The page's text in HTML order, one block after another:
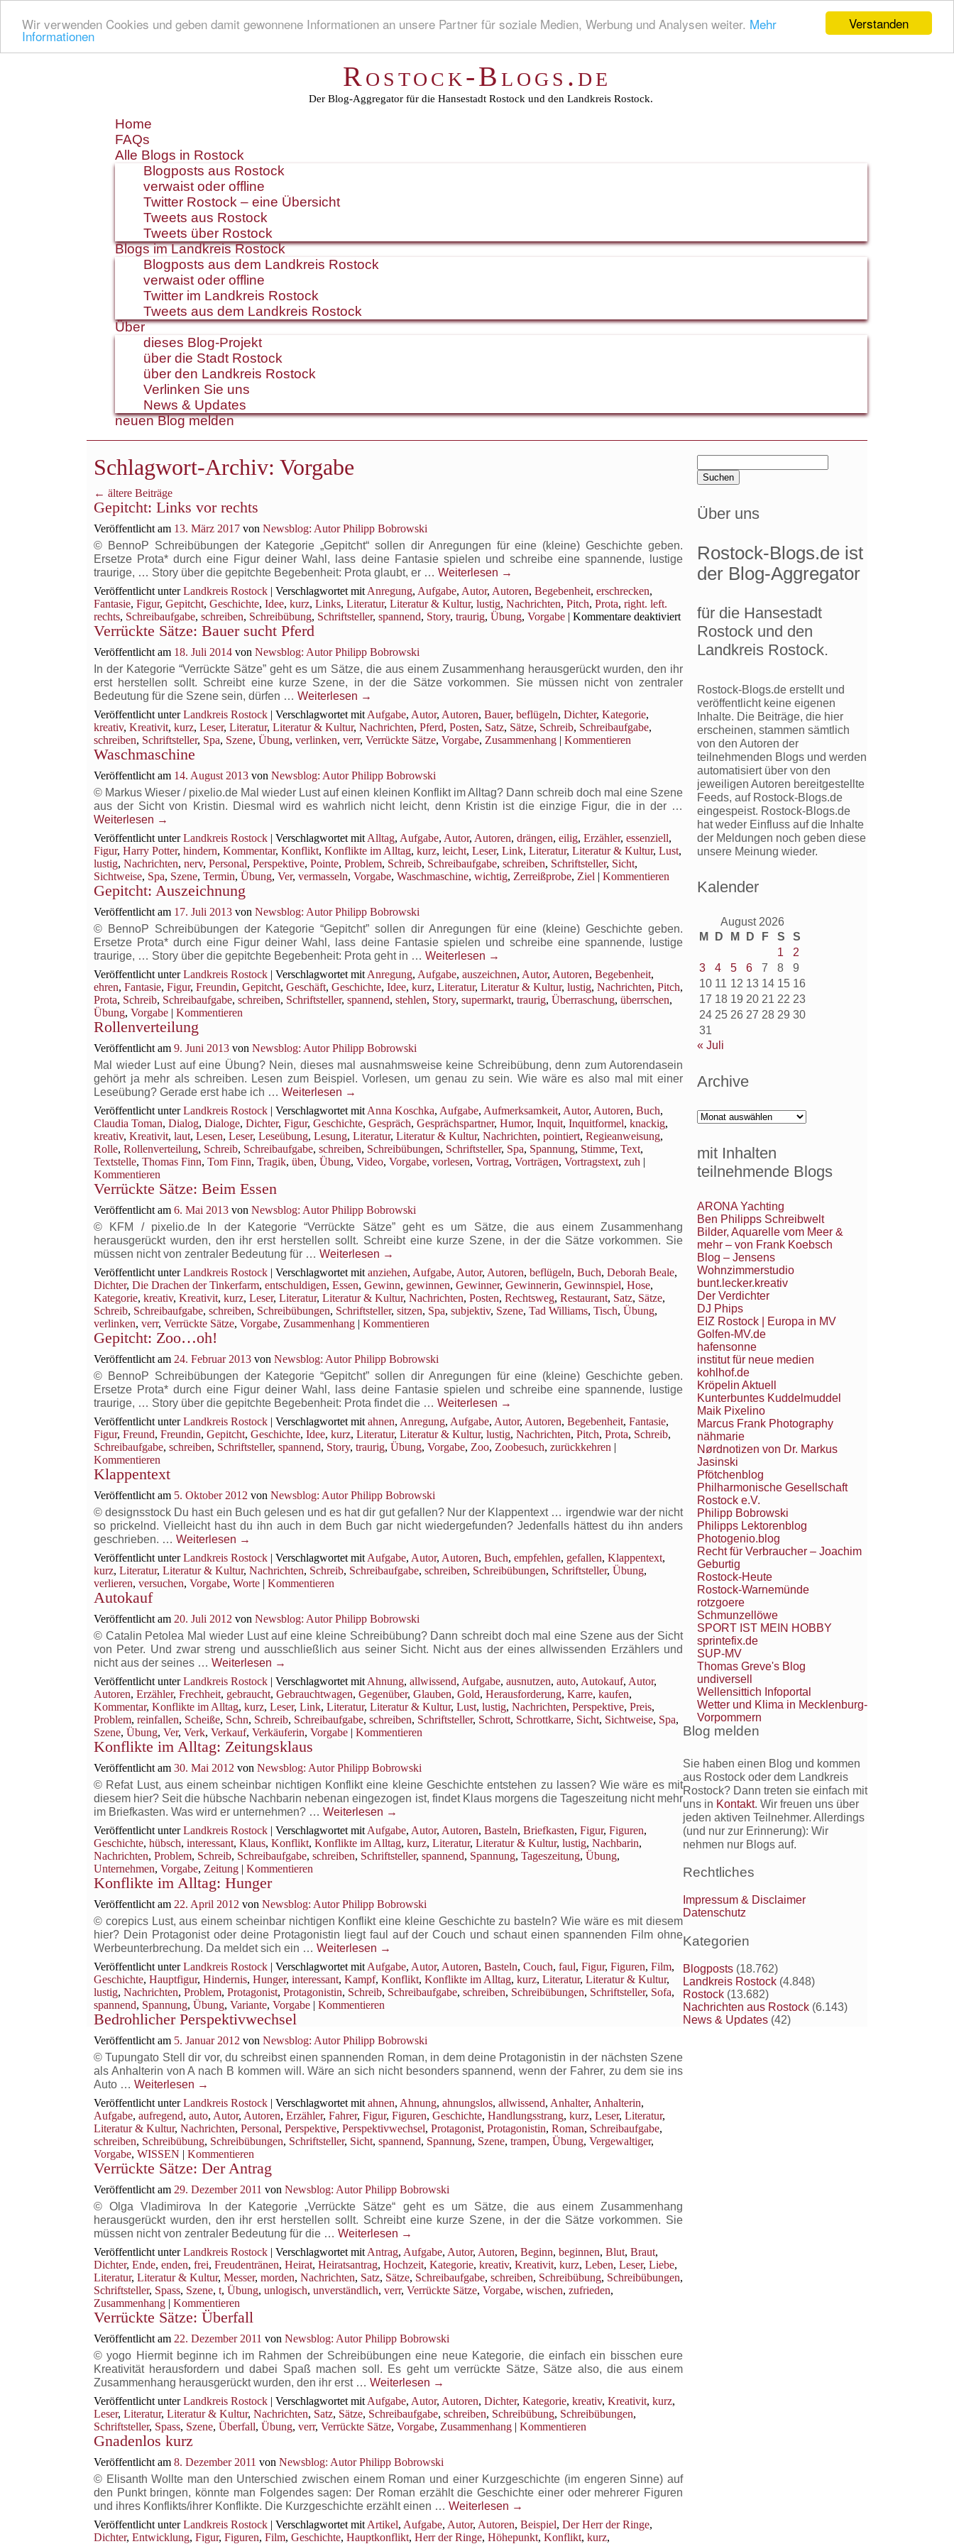
Verstanden
Wir verwenden Cookies und geben damit gewonnene Informationen an unsere Partner für soziale Medien, Werbung und Analysen weiter. Mehr
Informationen
Rostock-Blogs.de
Der Blog-Aggregator für die Hansestadt Rostock und den Landkreis Rostock.
Inhalt
springen
Home
FAQs
Alle Blogs in Rostock
Blogposts aus Rostock
verwaist oder offline
Twitter Rostock – eine Übersicht
Tweets aus Rostock
Tweets über Rostock
Blogs im Landkreis Rostock
Blogposts aus dem Landkreis Rostock
verwaist oder offline
Twitter im Landkreis Rostock
Tweets aus dem Landkreis Rostock
Über
dieses Blog-Projekt
über die Stadt Rostock
über den Landkreis Rostock
Verlinken Sie uns
News & Updates
neuen Blog melden
Schlagwort-Archiv: Vorgabe
← ältere Beiträge
Gepitcht: Links vor rechts
Veröffentlicht am 13. März 2017 von Newsblog: Autor Philipp Bobrowski
© BennoP Schreibübungen der Kategorie „Gepitcht“ sollen dir Anregungen für eine (kleine) Geschichte geben.
Ersetze Prota* durch eine Figur deiner Wahl, lass deine Fantasie spielen und schreibe eine spannende, lustige
traurige, … Story über die gepitchte Begebenheit: Prota glaubt, er … Weiterlesen →
Veröffentlicht unter Landkreis Rostock | Verschlagwortet mit Anregung, Aufgabe, Autor, Autoren, Begebenheit, erschrecken,
Fantasie, Figur, Gepitcht, Geschichte, Idee, kurz, Links, Literatur, Literatur & Kultur, lustig, Nachrichten, Pitch, Prota, right. left.
rechts, Schreibaufgabe, schreiben, Schreibübung, Schriftsteller, spannend, Story, traurig, Übung, Vorgabe | Kommentare deaktiviertfür
Gepitcht:
rechts
Verrückte Sätze: Bauer sucht Pferd
Veröffentlicht am 18. Juli 2014 von Newsblog: Autor Philipp Bobrowski
In der Kategorie “Verrückte Sätze” geht es um Sätze, die aus einem Zusammenhang herausgerückt wurden, den ihr
erst herstellen sollt. Schreibt eine kurze Szene, in der die Sätze vorkommen. Sie müssen nicht von zentraler
Bedeutung für die Szene sein, dürfen … Weiterlesen →
Veröffentlicht unter Landkreis Rostock | Verschlagwortet mit Aufgabe, Autor, Autoren, Bauer, beflügeln, Dichter, Kategorie,
kreativ, Kreativit, kurz, Leser, Literatur, Literatur & Kultur, Nachrichten, Pferd, Posten, Satz, Sätze, Schreib, Schreibaufgabe,
schreiben, Schriftsteller, Spa, Szene, Übung, verlinken, verr, Verrückte Sätze, Vorgabe, Zusammenhang | Kommentieren
Waschmaschine
Veröffentlicht am 14. August 2013 von Newsblog: Autor Philipp Bobrowski
© Markus Wieser / pixelio.de Mal wieder Lust auf einen kleinen Konflikt im Alltag? Dann schreib doch mal eine Szene
aus der Sicht von Kristin. Diesmal wird es wahrlich nicht leicht, denn Kristin ist die einzige Figur, die in der …
Weiterlesen →
Veröffentlicht unter Landkreis Rostock | Verschlagwortet mit Alltag, Aufgabe, Autor, Autoren, drängen, eilig, Erzähler, essenziell,
Figur, Harry Potter, hindern, Kommentar, Konflikt, Konflikte im Alltag, kurz, leicht, Leser, Link, Literatur, Literatur & Kultur, Lust,
lustig, Nachrichten, nerv, Personal, Perspektive, Pointe, Problem, Schreib, Schreibaufgabe, schreiben, Schriftsteller, Sicht,
Sichtweise, Spa, Szene, Termin, Übung, Ver, vermasseln, Vorgabe, Waschmaschine, wichtig, Zerreißprobe, Ziel | Kommentieren
Gepitcht: Auszeichnung
Veröffentlicht am 17. Juli 2013 von Newsblog: Autor Philipp Bobrowski
© BennoP Schreibübungen der Kategorie “Gepitcht” sollen dir Anregungen für eine (kleine) Geschichte geben.
Ersetze Prota* durch eine Figur deiner Wahl, lass deine Fantasie spielen und schreibe eine spannende, lustige
traurige, … Story über die gepitchte Begebenheit: Prota geht in … Weiterlesen →
Veröffentlicht unter Landkreis Rostock | Verschlagwortet mit Anregung, Aufgabe, auszeichnen, Autor, Autoren, Begebenheit,
ehren, Fantasie, Figur, Freundin, Gepitcht, Geschäft, Geschichte, Idee, kurz, Literatur, Literatur & Kultur, lustig, Nachrichten, Pitch,
Prota, Schreib, Schreibaufgabe, schreiben, Schriftsteller, spannend, stehlen, Story, supermarkt, traurig, Überraschung, überrschen,
Übung, Vorgabe | Kommentieren
Rollenverteilung
Veröffentlicht am 9. Juni 2013 von Newsblog: Autor Philipp Bobrowski
Mal wieder Lust auf eine Übung? Nein, dieses mal ausnahmsweise keine Schreibübung, denn zum Autorendasein
gehört ja mehr als schreiben. Lesen zum Beispiel. Vorlesen, um genau zu sein. Wie wäre es also mal mit einer
Leseübung? Gerade erst habe ich … Weiterlesen →
Veröffentlicht unter Landkreis Rostock | Verschlagwortet mit Anna Koschka, Aufgabe, Aufmerksamkeit, Autor, Autoren, Buch,
Claudia Toman, Dialog, Dialoge, Dichter, Figur, Geschichte, Gespräch, Gesprächspartner, Humor, Inquit, Inquitformel, knackig,
kreativ, Kreativit, laut, Lesen, Leser, Leseübung, Lesung, Literatur, Literatur & Kultur, Nachrichten, pointiert, Regieanweisung,
Rolle, Rollenverteilung, Schreib, Schreibaufgabe, schreiben, Schreibübungen, Schriftsteller, Spa, Spannung, Stimme, Text,
Textstelle, Thomas Finn, Tom Finn, Tragik, üben, Übung, Video, Vorgabe, vorlesen, Vortrag, Vorträgen, Vortragstext, zuh |
Kommentieren
Verrückte Sätze: Beim Essen
Veröffentlicht am 6. Mai 2013 von Newsblog: Autor Philipp Bobrowski
© KFM / pixelio.de In der Kategorie “Verrückte Sätze” geht es um Sätze, die aus einem Zusammenhang
herausgerückt wurden, den ihr erst herstellen sollt. Schreibt eine kurze Szene, in der die Sätze vorkommen. Sie
müssen nicht von zentraler Bedeutung für … Weiterlesen →
Veröffentlicht unter Landkreis Rostock | Verschlagwortet mit anziehen, Aufgabe, Autor, Autoren, beflügeln, Buch, Deborah Beale,
Dichter, Die Drachen der Tinkerfarm, entschuldigen, Essen, Gewinn, gewinnen, Gewinner, Gewinnerin, Gewinnspiel, Hose,
Kategorie, kreativ, Kreativit, kurz, Leser, Literatur, Literatur & Kultur, Nachrichten, Posten, Rechtsweg, Restaurant, Satz, Sätze,
Schreib, Schreibaufgabe, schreiben, Schreibübungen, Schriftsteller, sitzen, Spa, subjektiv, Szene, Tad Williams, Tisch, Übung,
verlinken, verr, Verrückte Sätze, Vorgabe, Zusammenhang | Kommentieren
Gepitcht: Zoo…oh!
Veröffentlicht am 24. Februar 2013 von Newsblog: Autor Philipp Bobrowski
© BennoP Schreibübungen der Kategorie “Gepitcht” sollen dir Anregungen für eine (kleine) Geschichte geben.
Ersetze Prota* durch eine Figur deiner Wahl, lass deine Fantasie spielen und schreibe eine spannende, lustige
traurige, … Story über die gepitchte Begebenheit: Prota findet die … Weiterlesen →
Veröffentlicht unter Landkreis Rostock | Verschlagwortet mit ahnen, Anregung, Aufgabe, Autor, Autoren, Begebenheit, Fantasie,
Figur, Freund, Freundin, Gepitcht, Geschichte, Idee, kurz, Literatur, Literatur & Kultur, lustig, Nachrichten, Pitch, Prota, Schreib,
Schreibaufgabe, schreiben, Schriftsteller, spannend, Story, traurig, Übung, Vorgabe, Zoo, Zoobesuch, zurückkehren |
Kommentieren
Klappentext
Veröffentlicht am 5. Oktober 2012 von Newsblog: Autor Philipp Bobrowski
© designsstock Du hast ein Buch gelesen und es hat dir gut gefallen? Nur der Klappentext … irgendwie war der nicht
so prickelnd. Vielleicht hast du ihn auch in dem Buch gar nicht wiedergefunden? Jedenfalls hättest du ihn anders
geschrieben. … Weiterlesen →
Veröffentlicht unter Landkreis Rostock | Verschlagwortet mit Aufgabe, Autor, Autoren, Buch, empfehlen, gefallen, Klappentext,
kurz, Literatur, Literatur & Kultur, Nachrichten, Schreib, Schreibaufgabe, schreiben, Schreibübungen, Schriftsteller, Übung,
verlieren, versuchen, Vorgabe, Worte | Kommentieren
Autokauf
Veröffentlicht am 20. Juli 2012 von Newsblog: Autor Philipp Bobrowski
© Catalin Petolea Mal wieder Lust auf eine kleine Schreibübung? Dann schreibt doch mal eine Szene aus der Sicht
von Peter. Und zwar streng und ausschließlich aus seiner Sicht. Nicht aus der eines allwissenden Erzählers und
nicht aus der seines … Weiterlesen →
Veröffentlicht unter Landkreis Rostock | Verschlagwortet mit Ahnung, allwissend, Aufgabe, ausnutzen, auto, Autokauf, Autor,
Autoren, Erzähler, Frechheit, gebraucht, Gebrauchtwagen, Gegenüber, Glauben, Gold, Herausforderung, Karre, kaufen,
Kommentar, Konflikte im Alltag, kurz, Leser, Link, Literatur, Literatur & Kultur, Lust, lustig, Nachrichten, Perspektive, Preis,
Problem, reinfallen, Scheiße, Schn, Schreib, Schreibaufgabe, schreiben, Schriftsteller, Schrott, Schrottkarre, Sicht, Sichtweise, Spa,
Szene, Übung, Ver, Verk, Verkauf, Verkäuferin, Vorgabe | Kommentieren
Konflikte im Alltag: Zeitungsklaus
Veröffentlicht am 30. Mai 2012 von Newsblog: Autor Philipp Bobrowski
© Refat Lust, aus einem scheinbar nichtigen Konflikt eine kleine Geschichte entstehen zu lassen? Wie wäre es mit
diesem hier? Seit die hübsche Nachbarin nebenan eingezogen ist, findet Klaus morgens die Tageszeitung nicht mehr
im Briefkasten. Was wird er unternehmen? … Weiterlesen →
Veröffentlicht unter Landkreis Rostock | Verschlagwortet mit Aufgabe, Autor, Autoren, Basteln, Briefkasten, Figur, Figuren,
Geschichte, hübsch, interessant, Klaus, Konflikt, Konflikte im Alltag, kurz, Literatur, Literatur & Kultur, lustig, Nachbarin,
Nachrichten, Problem, Schreib, Schreibaufgabe, schreiben, Schriftsteller, spannend, Spannung, Tageszeitung, Übung,
Unternehmen, Vorgabe, Zeitung | Kommentieren
Konflikte im Alltag: Hunger
Veröffentlicht am 22. April 2012 von Newsblog: Autor Philipp Bobrowski
© corepics Lust, aus einem scheinbar nichtigen Konflikt eine kleine Geschichte zu basteln? Wie wäre es mit diesem
hier? Dein Protagonist oder deine Protagonistin liegt faul auf der Couch und schaut einen spannenden Film ohne
Werbeunterbrechung. Da meldet sich ein … Weiterlesen →
Veröffentlicht unter Landkreis Rostock | Verschlagwortet mit Aufgabe, Autor, Autoren, Basteln, Couch, faul, Figur, Figuren, Film,
Geschichte, Hauptfigur, Hindernis, Hunger, interessant, Kampf, Konflikt, Konflikte im Alltag, kurz, Literatur, Literatur & Kultur,
lustig, Nachrichten, Problem, Protagonist, Protagonistin, Schreib, Schreibaufgabe, schreiben, Schreibübungen, Schriftsteller, Sofa,
spannend, Spannung, Übung, Variante, Vorgabe | Kommentieren
Bedrohlicher Perspektivwechsel
Veröffentlicht am 5. Januar 2012 von Newsblog: Autor Philipp Bobrowski
© Tupungato Stell dir vor, du schreibst einen spannenden Roman, in dem deine Protagonistin in der nächsten Szene
als Anhalterin von A nach B kommen will. Wäre an sich nicht besonders spannend, wenn der Fahrer, zu dem sie ins
Auto … Weiterlesen →
Veröffentlicht unter Landkreis Rostock | Verschlagwortet mit ahnen, Ahnung, ahnungslos, allwissend, Anhalter, Anhalterin,
Aufgabe, aufregend, auto, Autor, Autoren, Erzähler, Fahrer, Figur, Figuren, Geschichte, Handlungsstrang, kurz, Leser, Literatur,
Literatur & Kultur, Nachrichten, Personal, Perspektive, Perspektivwechsel, Protagonist, Protagonistin, Roman, Schreibaufgabe,
schreiben, Schreibübung, Schreibübungen, Schriftsteller, Sicht, spannend, Spannung, Szene, trampen, Übung, Vergewaltiger,
Vorgabe, WISSEN | Kommentieren
Verrückte Sätze: Der Antrag
Veröffentlicht am 29. Dezember 2011 von Newsblog: Autor Philipp Bobrowski
© Olga Vladimirova In der Kategorie „Verrückte Sätze“ geht es um Sätze, die aus einem Zusammenhang
herausgerückt wurden, den ihr erst herstellen sollt. Schreibt eine kurze Szene, in der die Sätze vorkommen. Sie
müssen nicht von zentraler Bedeutung für die … Weiterlesen →
Veröffentlicht unter Landkreis Rostock | Verschlagwortet mit Antrag, Aufgabe, Autor, Autoren, Beginn, beginnen, Blut, Braut,
Dichter, Ende, enden, frei, Freudentränen, Heirat, Heiratsantrag, Hochzeit, Kategorie, kreativ, Kreativit, kurz, Leben, Leser, Liebe,
Literatur, Literatur & Kultur, Messer, morden, Nachrichten, Satz, Sätze, Schreibaufgabe, schreiben, Schreibübung, Schreibübungen,
Schriftsteller, Spass, Szene, t, Übung, unlogisch, unverständlich, verr, Verrückte Sätze, Vorgabe, wischen, zufrieden,
Zusammenhang | Kommentieren
Verrückte Sätze: Überfall
Veröffentlicht am 22. Dezember 2011 von Newsblog: Autor Philipp Bobrowski
© yogo Hiermit beginne ich im Rahmen der Schreibübungen eine neue Kategorie, die einfach ein bisschen eure
Kreativität herausfordern und dabei Spaß machen soll. Es geht um verrückte Sätze, Sätze also, die aus einem
Zusammenhang herausgerückt wurden, den ihr erst … Weiterlesen →
Veröffentlicht unter Landkreis Rostock | Verschlagwortet mit Aufgabe, Autor, Autoren, Dichter, Kategorie, kreativ, Kreativit, kurz,
Leser, Literatur, Literatur & Kultur, Nachrichten, Satz, Sätze, Schreibaufgabe, schreiben, Schreibübung, Schreibübungen,
Schriftsteller, Spass, Szene, Überfall, Übung, verr, Verrückte Sätze, Vorgabe, Zusammenhang | Kommentieren
Gnadenlos kurz
Veröffentlicht am 8. Dezember 2011 von Newsblog: Autor Philipp Bobrowski
© Elisanth Wollte man den Unterschied zwischen einem Roman und einer Kurzgeschichte (im engeren Sinne) auf
den Punkt bringen, könnte man Folgendes sagen: Der Roman erzählt die Geschichte einer oder mehrerer Figuren
und ihres Konflikts/ihrer Konflikte. Die Kurzgeschichte erzählt einen … Weiterlesen →
Veröffentlicht unter Landkreis Rostock | Verschlagwortet mit Artikel, Aufgabe, Autor, Autoren, Beispiel, Der Herr der Ringe,
Dichter, Entwicklung, Figur, Figuren, Film, Geschichte, Hauptkonflikt, Herr der Ringe, Höhepunkt, Konflikt, kurz,
nach:
Über uns
Rostock-Blogs.de ist
der Blog-Aggregator
für die Hansestadt
Rostock und den
Landkreis Rostock.
Rostock-Blogs.de erstellt und
veröffentlicht keine eigenen
Inhalte. Die Beiträge, die hier
erscheinen, stammen sämtlich
von den Autoren der
teilnehmenden Blogs und werden
automatisiert über von den
jeweiligen Autoren bereitgestellte
Feeds, auf Rostock-Blogs.de
eingespeist. Rostock-Blogs.de
hat weder Einfluss auf die Inhalte
der Meldungen noch geben diese
unsere Meinung wieder.
Kalender
August 2026
M
D M D F S
S
1
2
3
4 5 6 7 8
9
10 11 12 13 14 15 16
17 18 19 20 21 22 23
24 25 26 27 28 29 30
31
« Juli
Archive
Archive
mit Inhalten
teilnehmende Blogs
ARONA Yachting
Ben Philipps Schreibwelt
Bilder, Aquarelle vom Meer &
mehr – von Frank Koebsch
Blog – Jensens
Wohnzimmerstudio
bunt.lecker.kreativ
Der Verdichter
DJ Phips
EIZ Rostock | Europa in MV
Golfen-MV.de
hafensonne
institut für neue medien
kohlhof.de
Kröpelin Aktuell
Kunterbuntes Kuddelmuddel
Maik Pixelino
Marcus Frank Photography
nähmarie
Nørdnotizen von Dr. Markus
Jasinski
Pfötchenblog
Philharmonische Gesellschaft
Rostock e.V.
Philipp Bobrowski
Philipps Lektorenblog
Photogenio.blog
Recht für Verbraucher – Joachim
Geburtig
Rostock-Heute
Rostock-Warnemünde
rotzgoere
Schmunzellöwe
SPORT IST MEIN HOBBY
sprintefix.de
SUP-MV
Thomas Greve's Blog
undiversell
Wellensittich Infoportal
Wetter und Klima in Mecklenburg-
Vorpommern
Blog melden
Sie haben einen Blog und kommen
aus Rostock oder dem Landkreis
Rostock? Dann treten sie einfach mit
uns in Kontakt. Wir freuen uns über
jeden aktiven Teilnehmer. Allerdings
(und nur zur Erinnerung): Wir
nehmen nur Blogs auf.
Rechtliches
Impressum & Disclaimer
Datenschutz
Kategorien
Blogposts (18.762)
Landkreis Rostock (4.848)
Rostock (13.682)
Nachrichten aus Rostock (6.143)
News & Updates (42)